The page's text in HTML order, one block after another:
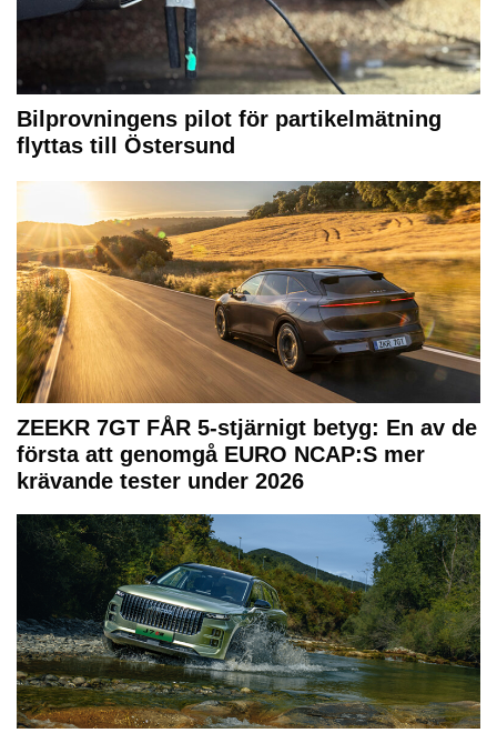
Bilprovningens pilot för partikelmätning
flyttas till Östersund
ZEEKR 7GT FÅR 5-stjärnigt betyg: En av de
första att genomgå EURO NCAP:S mer
krävande tester under 2026